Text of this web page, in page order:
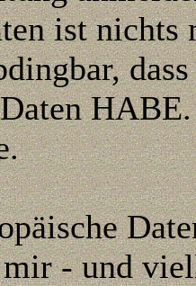
ist nichts
HABE.
- und